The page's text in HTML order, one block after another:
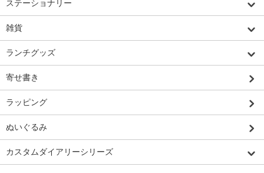
ステーショナリー
雑貨
ランチグッズ
寄せ書き
ラッピング
ぬいぐるみ
カスタムダイアリーシリーズ